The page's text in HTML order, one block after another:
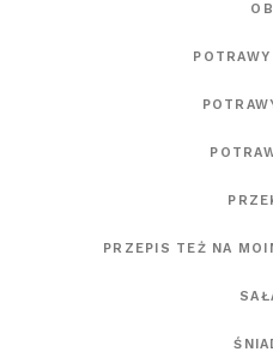
PRZEPIS TEŻ NA